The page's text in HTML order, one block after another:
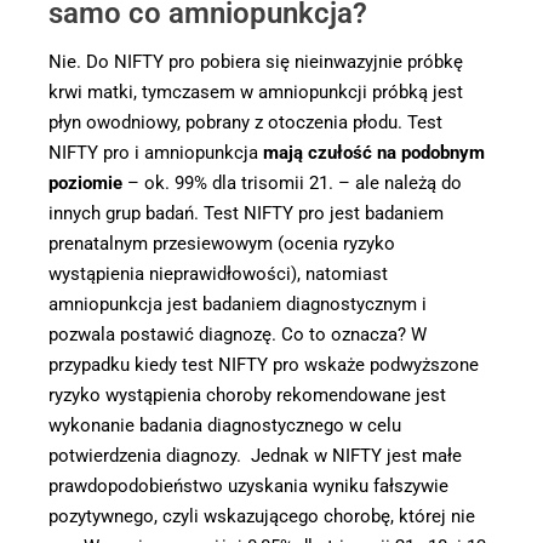
samo co amniopunkcja?
Nie. Do NIFTY pro pobiera się nieinwazyjnie próbkę
krwi matki, tymczasem w amniopunkcji próbką jest
płyn owodniowy, pobrany z otoczenia płodu. Test
NIFTY pro i amniopunkcja mają czułość na podobnym
poziomie – ok. 99% dla trisomii 21. – ale należą do
innych grup badań. Test NIFTY pro jest badaniem
prenatalnym przesiewowym (ocenia ryzyko
wystąpienia nieprawidłowości), natomiast
amniopunkcja jest badaniem diagnostycznym i
pozwala postawić diagnozę. Co to oznacza? W
przypadku kiedy test NIFTY pro wskaże podwyższone
ryzyko wystąpienia choroby rekomendowane jest
wykonanie badania diagnostycznego w celu
potwierdzenia diagnozy. Jednak w NIFTY jest małe
prawdopodobieństwo uzyskania wyniku fałszywie
pozytywnego, czyli wskazującego chorobę, której nie